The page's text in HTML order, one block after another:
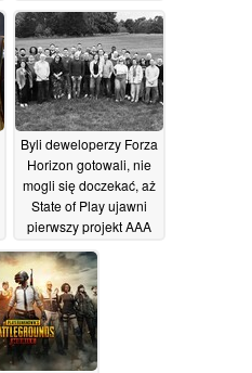
01/06/2026
Byli deweloperzy Forza
Horizon gotowali, nie
mogli się doczekać, aż
State of Play ujawni
pierwszy projekt AAA
28/05/2026